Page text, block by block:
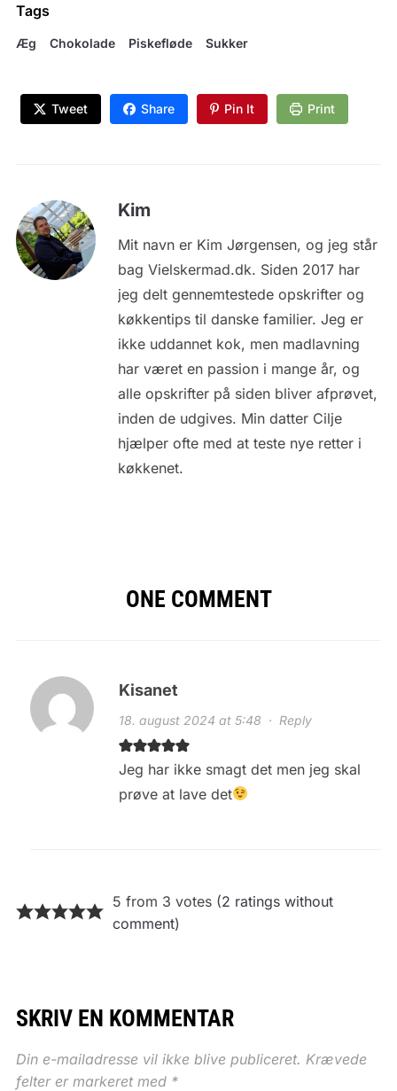
Tags
Æg Chokolade Piskefløde Sukker
Tweet Share Pin It Print
Kim
Mit navn er Kim Jørgensen, og jeg står
bag Vielskermad.dk. Siden 2017 har
jeg delt gennemtestede opskrifter og
køkkentips til danske familier. Jeg er
ikke uddannet kok, men madlavning
har været en passion i mange år, og
alle opskrifter på siden bliver afprøvet,
inden de udgives. Min datter Cilje
hjælper ofte med at teste nye retter i
køkkenet.
ONE COMMENT
Kisanet
18. august 2024 at 5:48 · Reply
Jeg har ikke smagt det men jeg skal
prøve at lave det
5 from 3 votes (2 ratings without
comment)
SKRIV EN KOMMENTAR
Din e-mailadresse vil ikke blive publiceret. Krævede
felter er markeret med *